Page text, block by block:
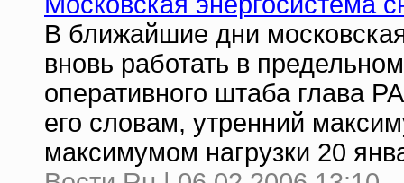
В ближайшие дни
вновь работать в
оперативного штаба глава
его словам, утренний
максимумом нагрузки 20